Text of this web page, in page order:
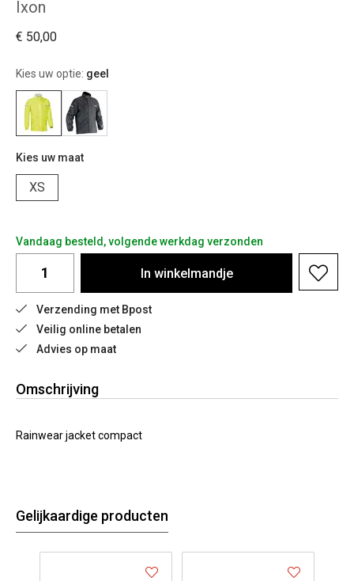
Ixon
€ 50,00
Kies uw optie: geel
Kies uw maat
XS
Vandaag besteld, volgende werkdag verzonden
In winkelmandje
Verzending met Bpost
Veilig online betalen
Advies op maat
Omschrijving
Rainwear jacket compact
Gelijkaardige producten